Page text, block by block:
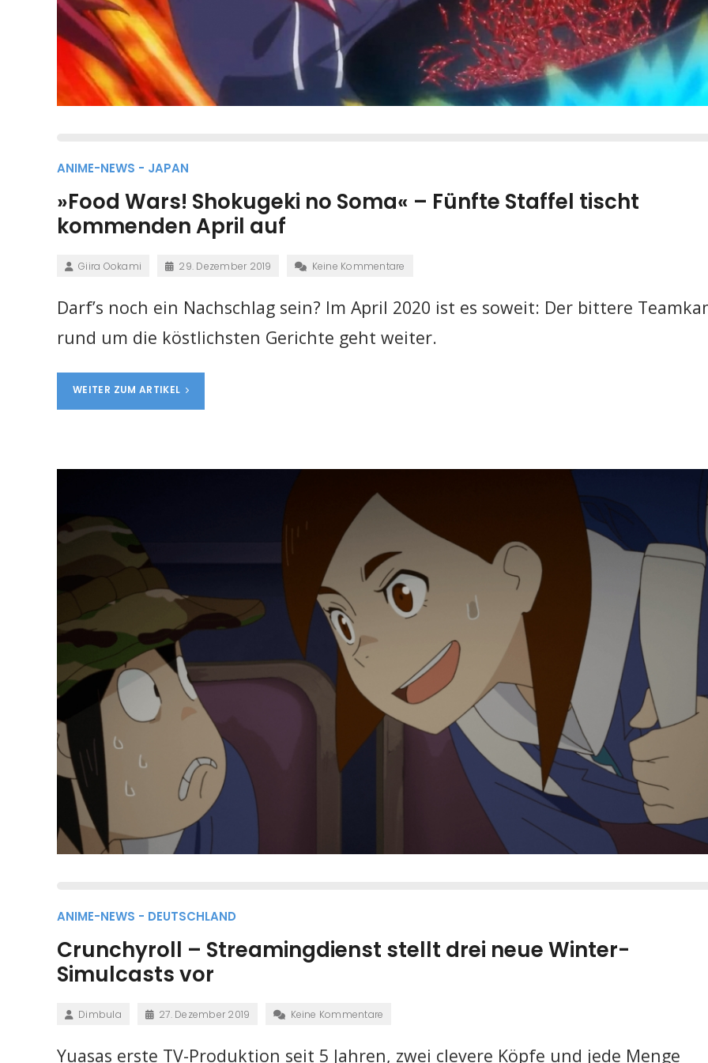
ANIME-NEWS - JAPAN
»Food Wars! Shokugeki no Soma« – Fünfte Staffel tischt
kommenden April auf
Giira Ookami 29. Dezember 2019 Keine Kommentare
Darf’s noch ein Nachschlag sein? Im April 2020 ist es soweit: Der bittere
rund um die köstlichsten Gerichte geht weiter.
WEITER ZUM ARTIKEL
ANIME-NEWS - DEUTSCHLAND
Crunchyroll – Streamingdienst stellt drei neue Winter-
Simulcasts vor
Dimbula 27. Dezember 2019 Keine Kommentare
Yuasas erste TV-Produktion seit 5 Jahren, zwei clevere Köpfe und jede Menge